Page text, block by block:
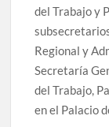
del Trabajo y
Regional y
Secretaría
del Trabajo,
en el Palacio